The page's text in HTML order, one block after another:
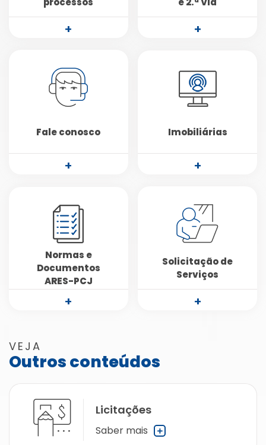
+ +
Fale conosco
+
Imobiliárias
+
Normas e
Documentos
ARES-PCJ
+
Solicitação de
Serviços
+
VEJA
Outros conteúdos
Licitações
Saber mais